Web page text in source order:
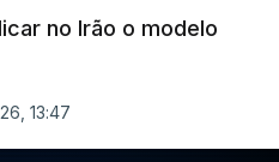
no Irão o modelo
13:47